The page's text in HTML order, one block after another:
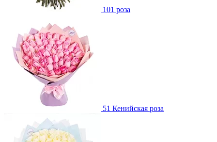
101 роза
51 Кенийская роза